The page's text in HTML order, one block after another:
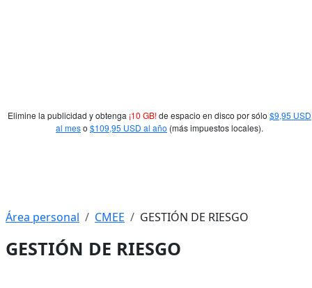
Elimine la publicidad y obtenga ¡10 GB!de espacio en disco por sólo $9,95 USD
al meso $109,95 USD al año (más impuestos locales).
Área personal CMEE GESTIÓN DE RIESGO
GESTIÓN DE RIESGO